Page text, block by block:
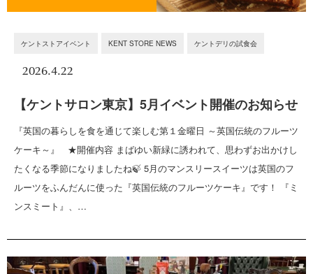
ケントストアイベント KENT STORE NEWS ケントデリの試食会
2026.4.22
【ケントサロン東京】5月イベント開催のお知らせ
『英国の暮らしを食を通じて楽しむ第１金曜日 ～英国伝統のフルーツ
ケーキ～』 ★開催内容 まばゆい新緑に誘われて、思わずお出かけし
たくなる季節になりましたね🍃 5月のマンスリースイーツは英国のフ
ルーツをふんだんに使った『英国伝統のフルーツケーキ』です！ 『ミ
ンスミート』、…